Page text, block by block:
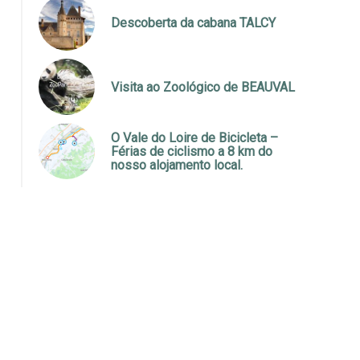
Descoberta da cabana TALCY
Visita ao Zoológico de BEAUVAL
O Vale do Loire de Bicicleta –
Férias de ciclismo a 8 km do
nosso alojamento local.